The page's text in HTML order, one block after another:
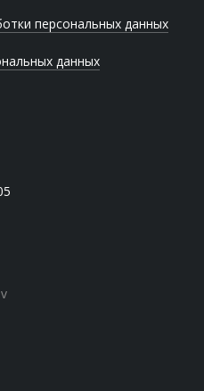
персональных данных
данных